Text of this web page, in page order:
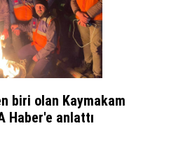
biri olan Kaymakam
Haber'e anlattı